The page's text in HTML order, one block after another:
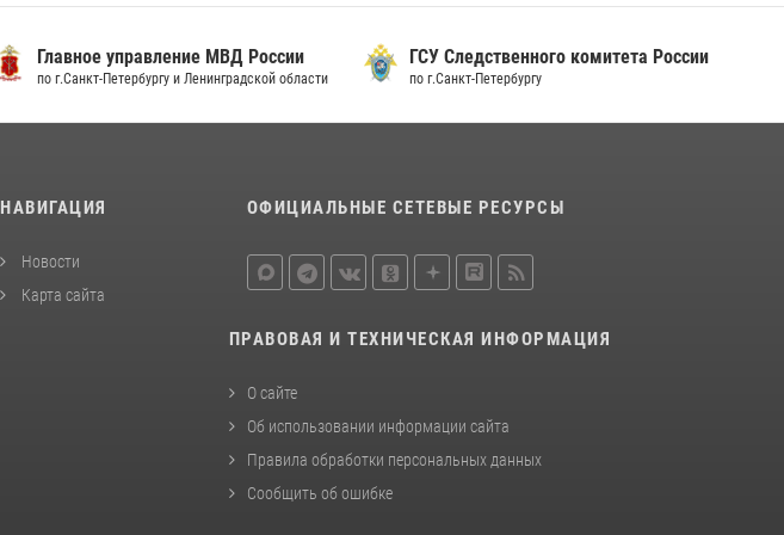
Представитель Росгвардии принял участие в
работе круглого стола на III Международном
В Ленобласти сотрудники Росгвардии
16 июля 2026, 10:58
Главное управление МВД России
по г.Санкт-Петербургу и Ленинградской области
ГСУ Следственного комитета России
по г.Санкт-Петербургу
НАВИГАЦИЯ
Новости
Карта сайта
ОФИЦИАЛЬНЫЕ СЕТЕВЫЕ РЕСУРСЫ
ПРАВОВАЯ И ТЕХНИЧЕСКАЯ ИНФОРМАЦИЯ
О сайте
Об использовании информации сайта
Правила обработки персональных данных
Сообщить об ошибке